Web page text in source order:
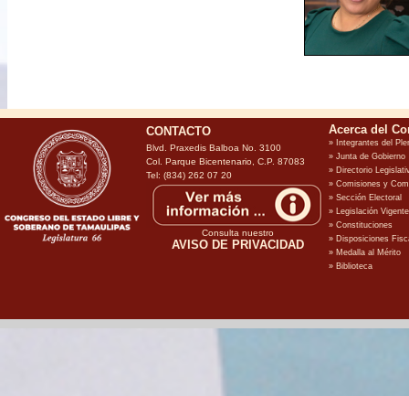
CONTACTO
Blvd. Praxedis Balboa No. 3100
Col. Parque Bicentenario, C.P. 87083
Tel: (834) 262 07 20
Consulta nuestro
AVISO DE PRIVACIDAD